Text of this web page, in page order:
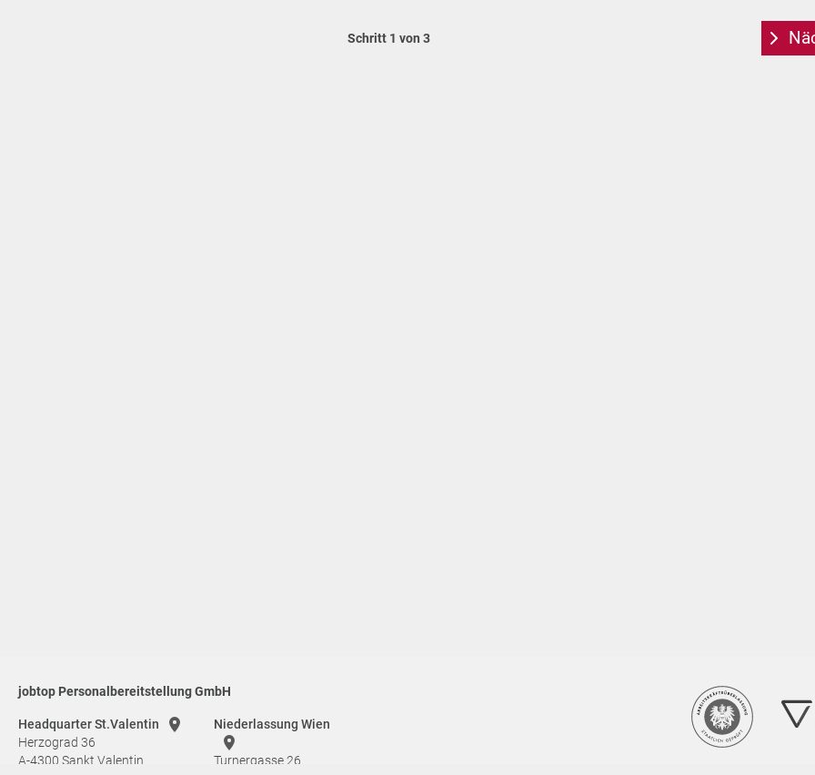
Schritt 1 von 3
jobtop Personalbereitstellung GmbH
Headquarter St.Valentin
Herzograd 36
A-4300 Sankt Valentin
Niederlassung Wien
Turnergasse 26